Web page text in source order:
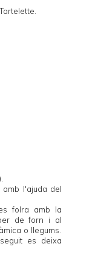
Tartelette
l'ajuda del
folra amb la
de forn i al
o llegums.
es deixa